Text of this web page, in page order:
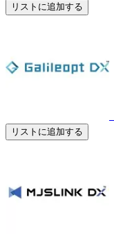
リストに追加する
リストに追加する